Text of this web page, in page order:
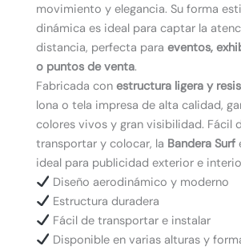
movimiento y elegancia. Su forma
dinámica es ideal para captar la
distancia, perfecta para eventos,
o puntos de venta.
Fabricada con estructura ligera y
lona o tela impresa de alta calidad,
colores vivos y gran visibilidad. Fácil
transportar y colocar, la Bandera Surf
ideal para publicidad exterior e
Diseño aerodinámico y moderno
Estructura duradera
Fácil de transportar e instalar
Disponible en varias alturas y